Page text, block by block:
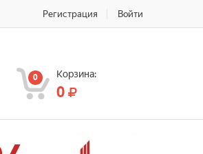
Регистрация Войти
0 Корзина:
0